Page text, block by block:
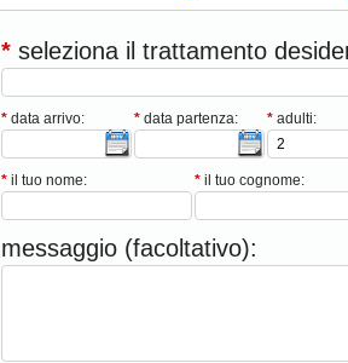
* seleziona il trattamento
* data arrivo: * data partenza: * adulti:
* il tuo nome: * il tuo cognome:
messaggio (facoltativo):